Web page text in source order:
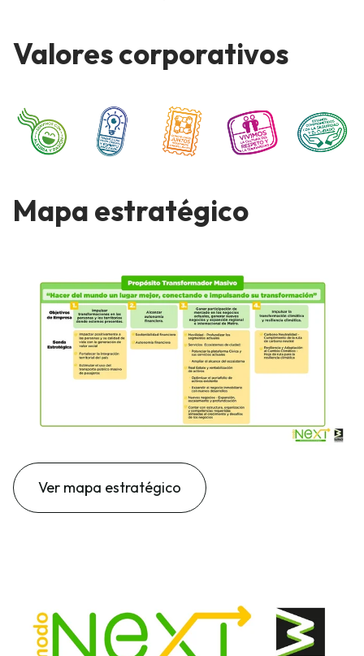
Valores corporativos
Mapa estratégico
Ver mapa estratégico